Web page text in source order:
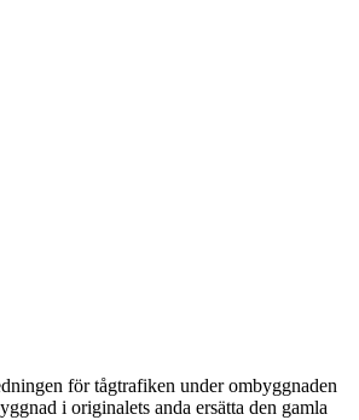
för tågtrafiken under ombyggnaden
i originalets anda ersätta den gamla